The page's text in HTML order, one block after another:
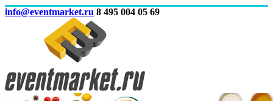
info@eventmarket.ru 8 495 004 05 69